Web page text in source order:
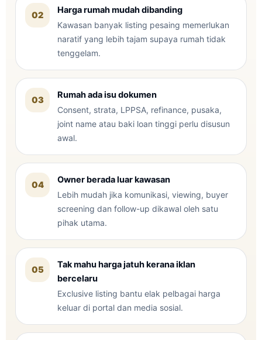
02 Harga rumah mudah dibanding
Kawasan banyak listing pesaing memerlukan
naratif yang lebih tajam supaya rumah tidak
tenggelam.
03 Rumah ada isu dokumen
Consent, strata, LPPSA, refinance, pusaka,
joint name atau baki loan tinggi perlu disusun
awal.
04 Owner berada luar kawasan
Lebih mudah jika komunikasi, viewing, buyer
screening dan follow-up dikawal oleh satu
pihak utama.
05
Tak mahu harga jatuh kerana iklan
bercelaru
Exclusive listing bantu elak pelbagai harga
keluar di portal dan media sosial.